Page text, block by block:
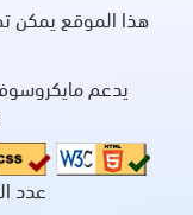
هذا الموقع يمكن
عدد